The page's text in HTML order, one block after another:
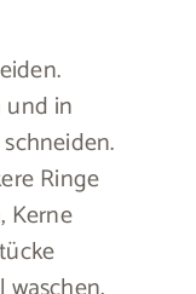
und in
Ringe
Kerne